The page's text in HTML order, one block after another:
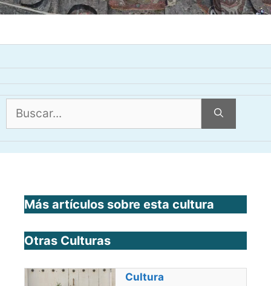
Más artículos sobre esta cultura
Otras Culturas
Cultura